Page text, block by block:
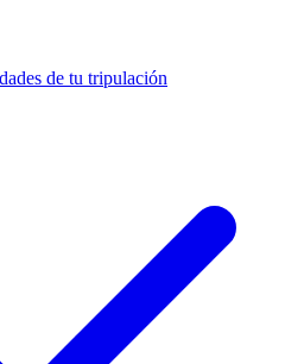
de tu tripulación